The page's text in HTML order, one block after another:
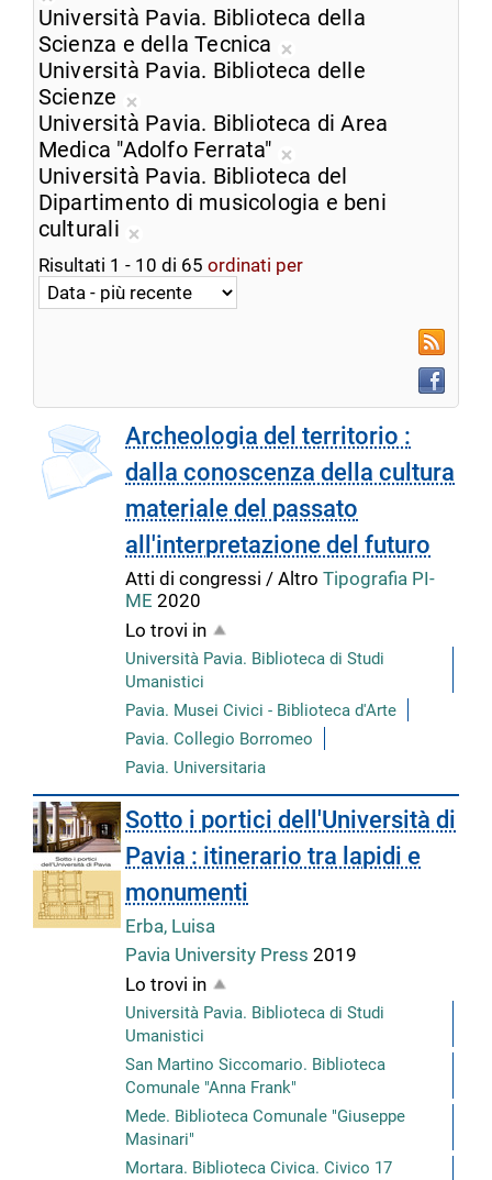
ricerca
corrente
Rimuovi
dalla
ricerca
corrente
Università Pavia. Biblioteca della
Scienza e della Tecnica
Rimuovi
ricerca
corrente
Università Pavia. Biblioteca delle
Scienze
Rimuovi
dalla
ricerca
corrente
Università Pavia. Biblioteca di Area
Medica "Adolfo Ferrata"
Rimuovi
dalla
Università Pavia. Biblioteca del
Dipartimento di musicologia e beni
culturali
Rimuovi
dalla
ricerca
Risultati 1 - 10 di 65 ordinati per
RSS
Archeologia del territorio :
dalla conoscenza della cultura
materiale del passato
all'interpretazione del futuro
Atti di congressi / AltroTipografia PI-
ME2020
Lo trovi in
Università Pavia. Biblioteca di Studi
Umanistici
Pavia. Musei Civici - Biblioteca d'Arte
Pavia. Collegio Borromeo
Pavia. Universitaria
Sotto i portici dell'Università di
Pavia : itinerario tra lapidi e
monumenti
Erba, Luisa
Pavia University Press2019
Lo trovi in
Università Pavia. Biblioteca di Studi
Umanistici
San Martino Siccomario. Biblioteca
Comunale "Anna Frank"
Mede. Biblioteca Comunale "Giuseppe
Masinari"
Mortara. Biblioteca Civica. Civico 17